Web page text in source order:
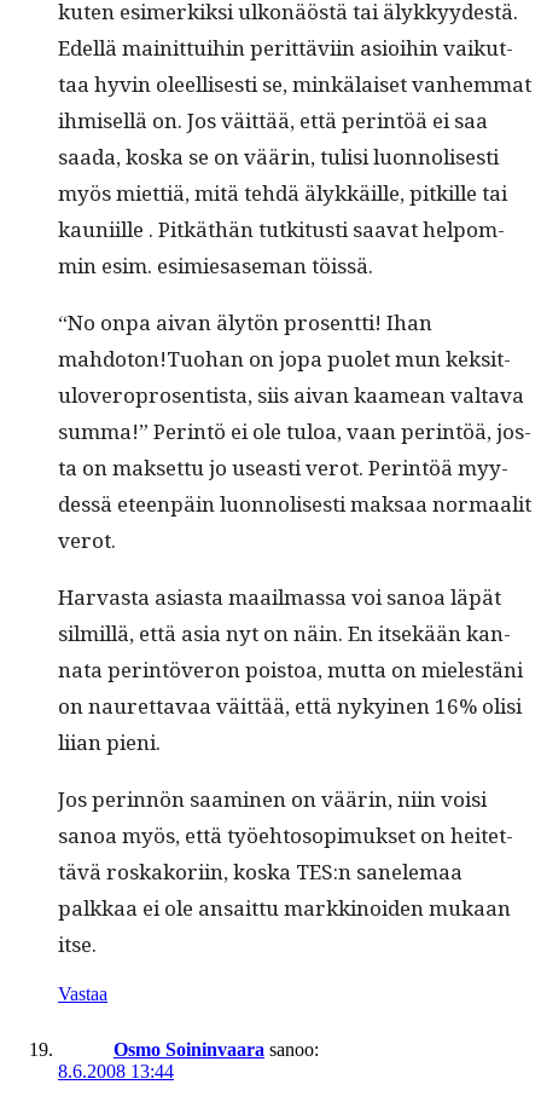
kuten esimerkik­si ulkonäöstä tai älykkyy­destä.
Edel­lä mainit­tui­hin perit­tävi­in asioi­hin vaikut­
taa hyvin oleel­lis­es­ti se, minkälaiset van­hem­mat
ihmisel­lä on. Jos väit­tää, että per­in­töä ei saa
saa­da, kos­ka se on väärin, tulisi luon­no­lis­es­ti
myös miet­tiä, mitä tehdä älykkäille, pitkille tai
kau­ni­ille . Pitkäthän tutk­i­tusti saa­vat helpom­
min esim. esimiesase­man töissä.
“No onpa aivan älytön pros­ent­ti! Ihan
mahdoton!Tuohan on jopa puo­let mun kek­si­t­
ulovero­pros­en­tista, siis aivan kaamean val­ta­va
sum­ma!” Per­in­tö ei ole tuloa, vaan per­in­töä, jos­
ta on mak­set­tu jo use­asti verot. Per­in­töä myy­
dessä eteen­päin luon­no­lis­es­ti mak­saa nor­maalit
verot.
Har­vas­ta asi­as­ta maail­mas­sa voi sanoa läpät
silmil­lä, että asia nyt on näin. En itsekään kan­
na­ta per­in­töveron pois­toa, mut­ta on mielestäni
on nau­ret­tavaa väit­tää, että nykyi­nen 16% olisi
liian pieni.
Jos perin­nön saami­nen on väärin, niin voisi
sanoa myös, että työe­htosopimuk­set on heit­et­
tävä roskako­ri­in, kos­ka TES:n sanele­maa
palkkaa ei ole ansait­tu markki­noiden mukaan
itse.
Vastaa
Osmo Soininvaara sanoo:
8.6.2008 13:44